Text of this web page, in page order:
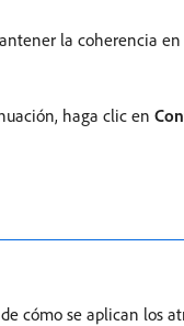
la coherencia
haga clic en
cómo se aplican los